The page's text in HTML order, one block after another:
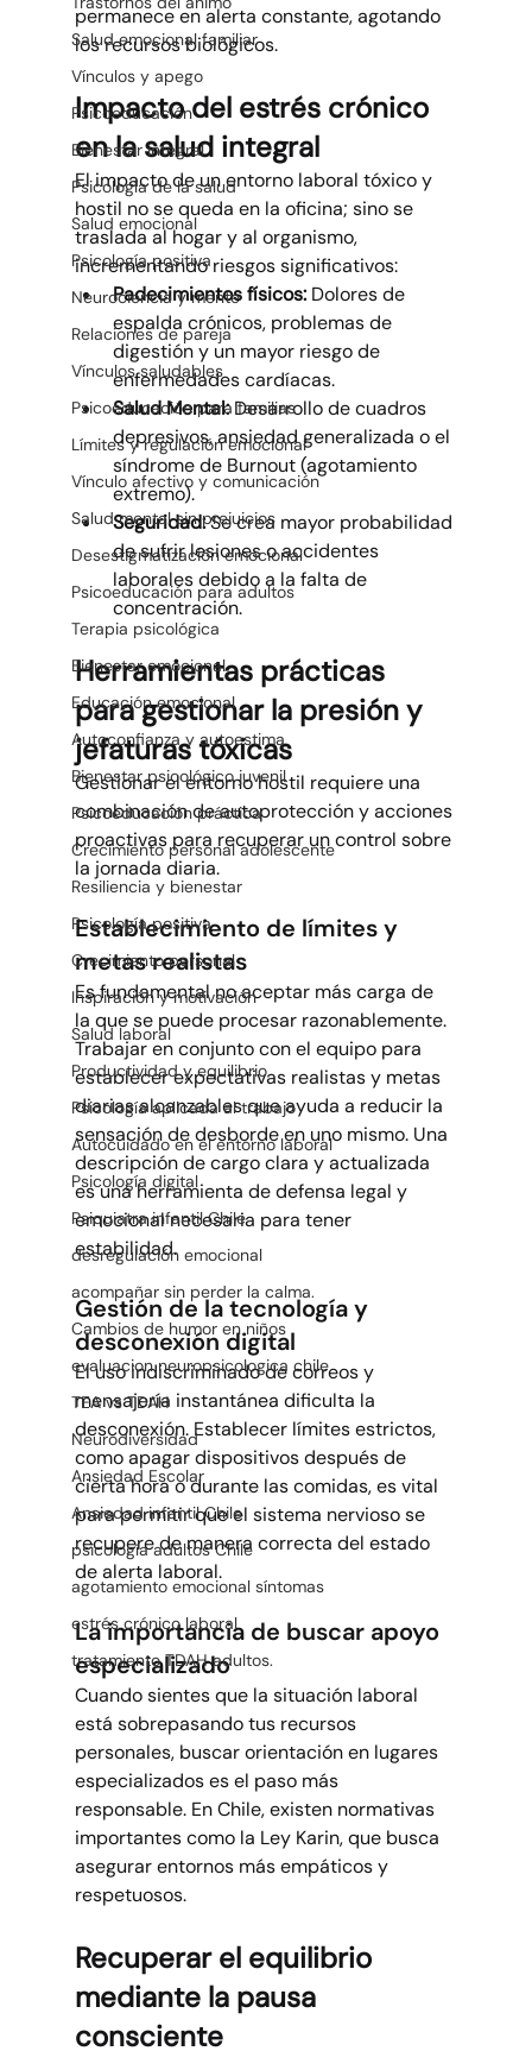
Salud emocional familiar
Vínculos y apego
Psicoeducación
Bienestar integral
Psicología de la salud
Salud emocional
Psicología positiva
Neurociencia y mente
Relaciones de pareja
Vínculos saludables
Psicoeducación para familias
Límites y regulación emocional
Vínculo afectivo y comunicación
Salud mental sin prejuicios
Desestigmatización emocional
Psicoeducación para adultos
Terapia psicológica
Bienestar emocional
Educación emocional
Autoconfianza y autoestima
Bienestar psicológico juvenil
Psicoeducación práctica
Crecimiento personal adolescente
Resiliencia y bienestar
Psicología positiva
Crecimiento personal
Inspiración y motivación
Salud laboral
Productividad y equilibrio
Psicología aplicada al trabajo
Autocuidado en el entorno laboral
Psicología digital
Psiquiatra infantil Chile
desregulación emocional
acompañar sin perder la calma.
Cambios de humor en niños
evaluacion neuropsicologica chile
TEA vs TDAH
Neurodiversidad
Ansiedad Escolar
Ansiedad infantil Chile
psicología adultos Chile
agotamiento emocional síntomas
estrés crónico laboral
tratamiento TDAH adultos.
permanece en alerta constante, agotando
los recursos biológicos.
Impacto del estrés crónico
en la salud integral
El impacto de un entorno laboral tóxico y
hostil no se queda en la oficina; sino se
traslada al hogar y al organismo,
incrementando riesgos significativos:
Padecimientos físicos: Dolores de
espalda crónicos, problemas de
digestión y un mayor riesgo de
enfermedades cardíacas.
Salud Mental: Desarrollo de cuadros
depresivos, ansiedad generalizada o el
síndrome de Burnout (agotamiento
extremo).
Seguridad: Se crea mayor probabilidad
de sufrir lesiones o accidentes
laborales debido a la falta de
concentración.
Herramientas prácticas
para gestionar la presión y
jefaturas tóxicas
Gestionar el entorno hostil requiere una
combinación de autoprotección y acciones
proactivas para recuperar un control sobre
la jornada diaria.
Establecimiento de límites y
metas realistas
Es fundamental no aceptar más carga de
la que se puede procesar razonablemente.
Trabajar en conjunto con el equipo para
establecer expectativas realistas y metas
diarias alcanzables que ayuda a reducir la
sensación de desborde en uno mismo. Una
descripción de cargo clara y actualizada
es una herramienta de defensa legal y
emocional necesaria para tener
estabilidad.
Gestión de la tecnología y
desconexión digital
El uso indiscriminado de correos y
mensajería instantánea dificulta la
desconexión. Establecer límites estrictos,
como apagar dispositivos después de
cierta hora o durante las comidas, es vital
para permitir que el sistema nervioso se
recupere de manera correcta del estado
de alerta laboral.
La importancia de buscar apoyo
especializado
Cuando sientes que la situación laboral
está sobrepasando tus recursos
personales, buscar orientación en lugares
especializados es el paso más
responsable. En Chile, existen normativas
importantes como la Ley Karin, que busca
asegurar entornos más empáticos y
respetuosos.
Recuperar el equilibrio
mediante la pausa
consciente